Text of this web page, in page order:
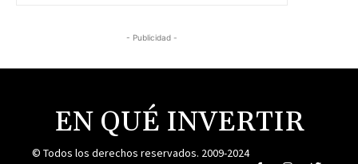
- Publicidad -
EN QUÉ INVERTIR
© Todos los derechos reservados. 2009-2024